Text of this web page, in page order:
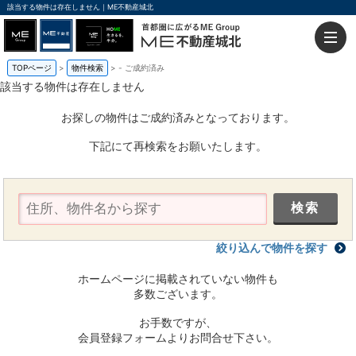
該当する物件は存在しません｜ME不動産城北
TOPページ 物件検索 - ご成約済み
該当する物件は存在しません
お探しの物件はご成約済みとなっております。
下記にて再検索をお願いたします。
絞り込んで物件を探す
ホームページに掲載されていない物件も
多数ございます。
お手数ですが、
会員登録フォームよりお問合せ下さい。